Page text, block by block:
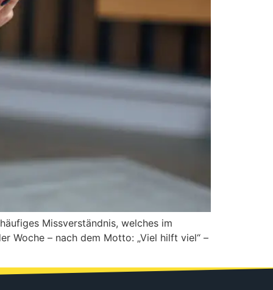
Missverständnis, welches im
Woche – nach dem Motto: „Viel hilft viel“ –